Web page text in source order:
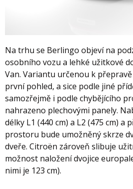
Na trhu se Berlingo objeví na
osobního vozu a lehké užitkové
Van. Variantu určenou k
první pohled, a sice podle jiné
samozřejmě i podle chybějícího
nahrazeno plechovými panely.
délky L1 (440 cm) a L2 (475 cm)
prostoru bude umožněný skrze
dveře. Citroën zároveň slibuje
možnost naložení dvojice
nimi je 123 cm).